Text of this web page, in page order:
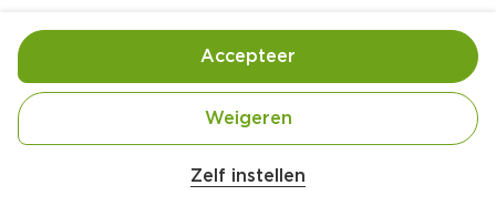
10 eetlepels chocoladehagelslag puur
Kies producten
Zelf instellen
Weigeren
Accepteer